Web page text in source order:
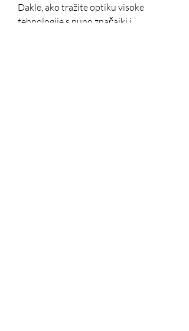
Dakle, ako tražite optiku visoke
tehnologije s puno značajki i